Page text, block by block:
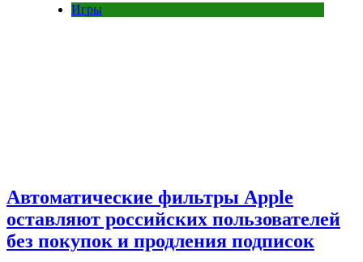
Игры
Автоматические фильтры Apple
оставляют российских пользователей
без покупок и продления подписок